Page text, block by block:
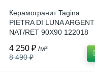
Керамогранит Tagina
PIETRA DI LUNA ARGENT
NAT/RET 90X90 122018
4 250 ₽ /м²
8 490 ₽